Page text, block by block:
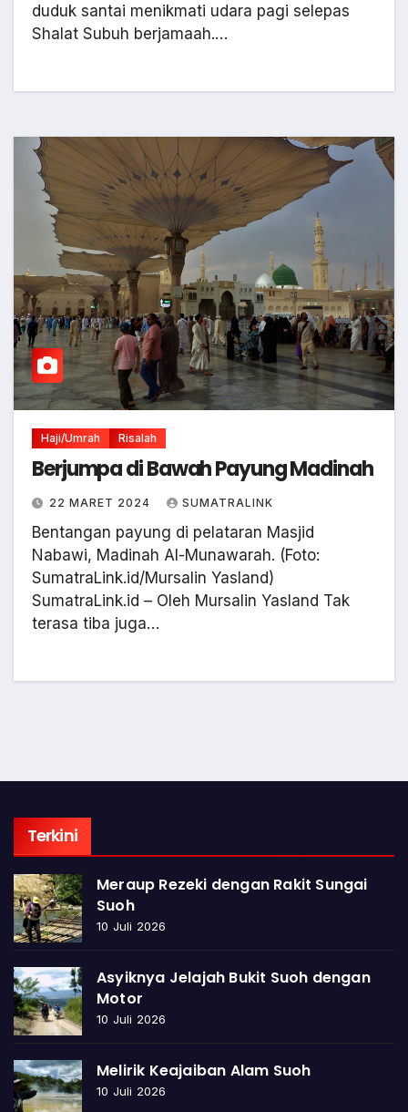
duduk santai menikmati udara pagi selepas
Shalat Subuh berjamaah.…
Haji/Umrah Risalah
Berjumpa di Bawah Payung Madinah
22 MARET 2024 SUMATRALINK
Bentangan payung di pelataran Masjid
Nabawi, Madinah Al-Munawarah. (Foto:
SumatraLink.id/Mursalin Yasland)
SumatraLink.id – Oleh Mursalin Yasland Tak
terasa tiba juga…
Terkini
Meraup Rezeki dengan Rakit Sungai
Suoh
10 Juli 2026
Asyiknya Jelajah Bukit Suoh dengan
Motor
10 Juli 2026
Melirik Keajaiban Alam Suoh
10 Juli 2026